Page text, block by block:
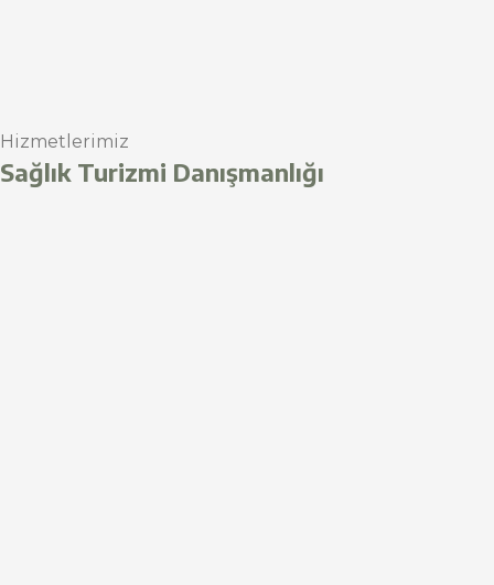
Hizmetlerimiz
Sağlık Turizmi Danışmanlığı